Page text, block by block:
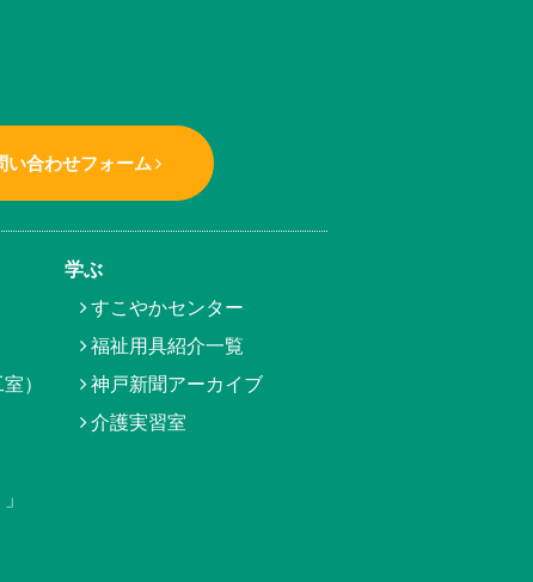
い合わせフォーム
）
学ぶ
すこやかセンター
福祉用具紹介一覧
神戸新聞アーカイブ
介護実習室